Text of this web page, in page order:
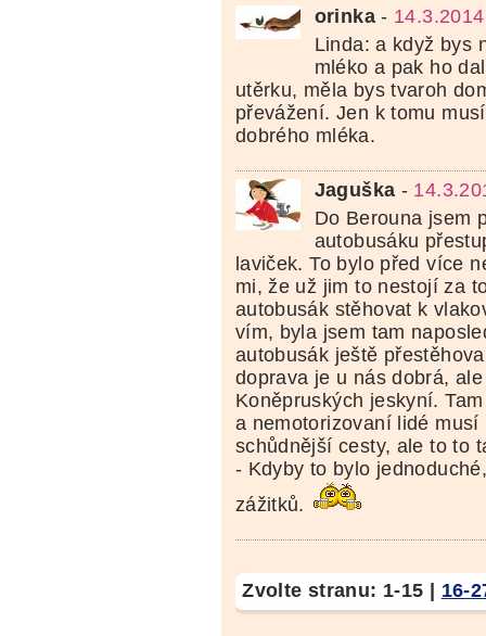
orinka-
Linda: a když bys
mléko a pak ho
utěrku, měla bys tvaroh
převážení. Jen k tomu
dobrého mléka.
Jaguška -
Do Berouna jsem
autobusáku
laviček. To bylo před více
mi, že už jim to nestojí za
autobusák stěhovat k
vím, byla jsem tam
autobusák ještě
doprava je u nás dobrá,
Koněpruských jeskyní.
a nemotorizovaní lidé musí
schůdnější cesty, ale to to
- Kdyby to bylo
zážitků.
Zvolte stranu: 1-15 16-